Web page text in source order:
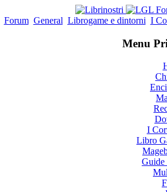
Forum General Librogame e dintorni I
Menu
I
Libro
Guide